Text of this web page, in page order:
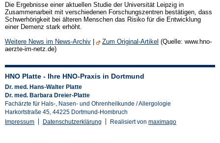
Die Ergebnisse einer aktuellen Studie der Universität Leipzig in
Zusammenarbeit mit verschiedenen Forschungszentren bestätigen, dass
Schwerhörigkeit bei älteren Menschen das Risiko für die Entwicklung
einer Demenz stark erhöht.
Weitere News im News-Archiv | Zum Original-Artikel (Quelle: www.hno-
aerzte-im-netz.de)
HNO Platte - Ihre HNO-Praxis in Dortmund
Dr. med. Hans-Walter Platte
Dr. med. Barbara Dreier-Platte
Fachärzte für Hals-, Nasen- und Ohrenheilkunde / Allergologie
Harkortstraße 45, 44225 Dortmund-Hombruch
Impressum
Datenschutzerklärung Realisiert von maximago